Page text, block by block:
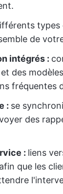
types
de
intégrés :
des
fréquentes
: se
des
: liens
que les